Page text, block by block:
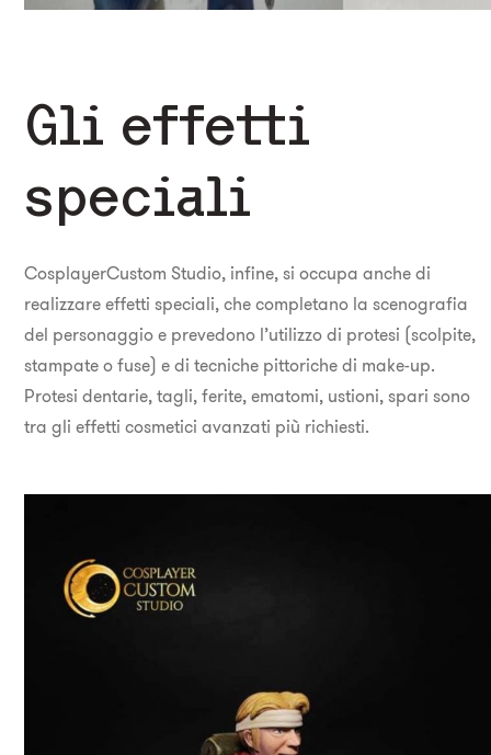
Gli effetti
speciali
CosplayerCustom Studio, infine, si occupa anche di
realizzare effetti speciali, che completano la scenografia
del personaggio e prevedono l’utilizzo di protesi (scolpite,
stampate o fuse) e di tecniche pittoriche di make-up.
Protesi dentarie, tagli, ferite, ematomi, ustioni, spari sono
tra gli effetti cosmetici avanzati più richiesti.